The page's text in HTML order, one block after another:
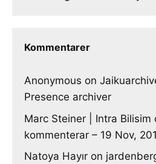
Kommentarer
Anonymous on
Presence archiver
Marc Steiner | Intra Bilisim
kommenterar – 19 Nov,
Natoya Hayır on